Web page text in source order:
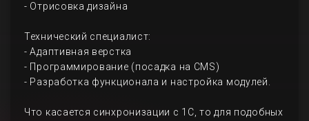
- Отрисовка дизайна
Технический специалист:
- Адаптивная верстка
- Программирование (посадка на CMS)
- Разработка функционала и настройка модулей.
Что касается синхронизации с 1С, то для подобных